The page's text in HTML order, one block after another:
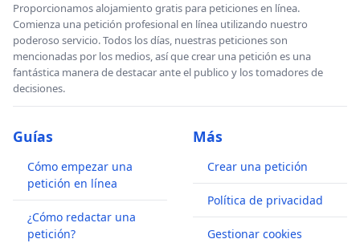
Proporcionamos alojamiento gratis para peticiones en línea.
Comienza una petición profesional en línea utilizando nuestro
poderoso servicio. Todos los días, nuestras peticiones son
mencionadas por los medios, así que crear una petición es una
fantástica manera de destacar ante el publico y los tomadores de
decisiones.
Guías
Cómo empezar una
petición en línea
¿Cómo redactar una
petición?
Más
Crear una petición
Política de privacidad
Gestionar cookies